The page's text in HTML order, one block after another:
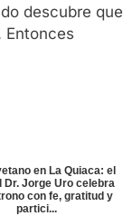
descubre que
Entonces
en La Quiaca: el
Dr. Jorge Uro celebra
con fe, gratitud y
partici...